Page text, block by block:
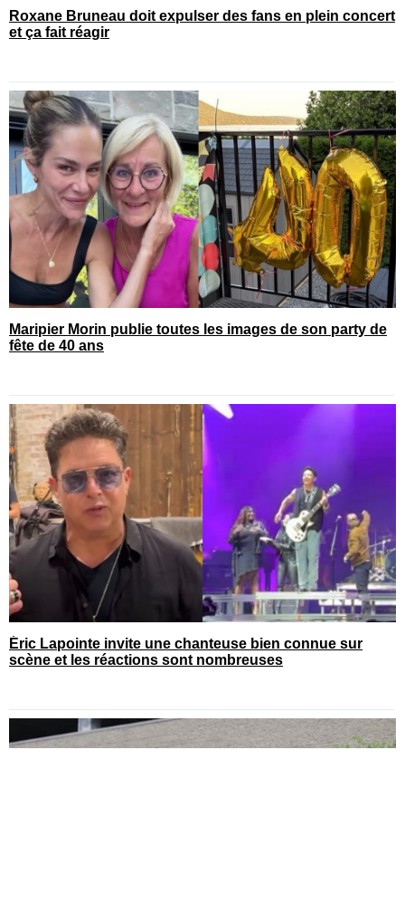
Roxane Bruneau doit expulser des fans en plein concert
et ça fait réagir
Maripier Morin publie toutes les images de son party de
fête de 40 ans
Éric Lapointe invite une chanteuse bien connue sur
scène et les réactions sont nombreuses